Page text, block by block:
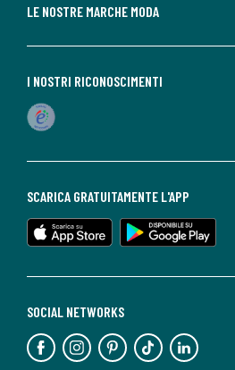
LE NOSTRE MARCHE MODA
SOCIAL NETWORKS
SCARICA GRATUITAMENTE L'APP
I NOSTRI RICONOSCIMENTI